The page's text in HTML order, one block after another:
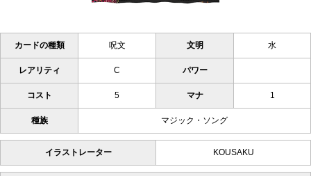
カードの種類 呪文 文明 水
レアリティ C パワー
コスト 5 マナ 1
種族 マジック・ソング
イラストレーター KOUSAKU